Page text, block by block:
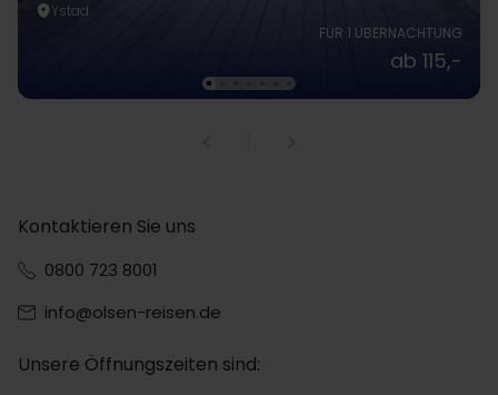
Ystad
FÜR 1 ÜBERNACHTUNG
ab 115,-
Kontaktieren Sie uns
0800 723 8001
info@olsen-reisen.de
Unsere Öffnungszeiten sind: